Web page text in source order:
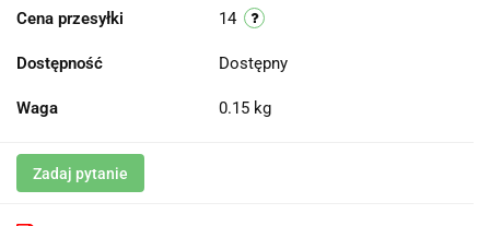
Cena przesyłki 14
Dostępność Dostępny
Waga 0.15 kg
Zadaj pytanie